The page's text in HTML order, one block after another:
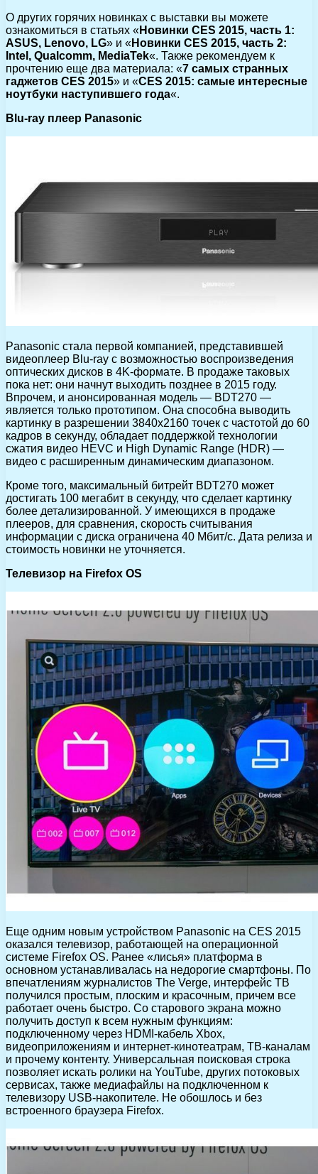
О других горячих новинках с выставки вы можете
ознакомиться в статьях «Новинки CES 2015, часть 1:
ASUS, Lenovo, LG» и «Новинки CES 2015, часть 2:
Intel, Qualcomm, MediaTek«. Также рекомендуем к
прочтению еще два материала: «7 самых странных
гаджетов CES 2015» и «CES 2015: самые интересные
ноутбуки наступившего года«.
Blu-ray плеер Panasonic
Panasonic стала первой компанией, представившей
видеоплеер Blu-ray с возможностью воспроизведения
оптических дисков в 4K-формате. В продаже таковых
пока нет: они начнут выходить позднее в 2015 году.
Впрочем, и анонсированная модель — BDT270 —
является только прототипом. Она способна выводить
картинку в разрешении 3840х2160 точек с частотой до 60
кадров в секунду, обладает поддержкой технологии
сжатия видео HEVC и High Dynamic Range (HDR) —
видео с расширенным динамическим диапазоном.
Кроме того, максимальный битрейт BDT270 может
достигать 100 мегабит в секунду, что сделает картинку
более детализированной. У имеющихся в продаже
плееров, для сравнения, скорость считывания
информации с диска ограничена 40 Мбит/с. Дата релиза и
стоимость новинки не уточняется.
Телевизор на Firefox OS
Еще одним новым устройством Panasonic на CES 2015
оказался телевизор, работающей на операционной
системе Firefox OS. Ранее «лисья» платформа в
основном устанавливалась на недорогие смартфоны. По
впечатлениям журналистов The Verge, интерфейс ТВ
получился простым, плоским и красочным, причем все
работает очень быстро. Со старового экрана можно
получить доступ к всем нужным функциям:
подключенному через HDMI-кабель Xbox,
видеоприложениям и интернет-кинотеатрам, ТВ-каналам
и прочему контенту. Универсальная поисковая строка
позволяет искать ролики на YouTube, других потоковых
сервисах, также медиафайлы на подключенном к
телевизору USB-накопителе. Не обошлось и без
встроенного браузера Firefox.